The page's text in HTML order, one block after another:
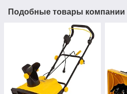
Подобные товары компании